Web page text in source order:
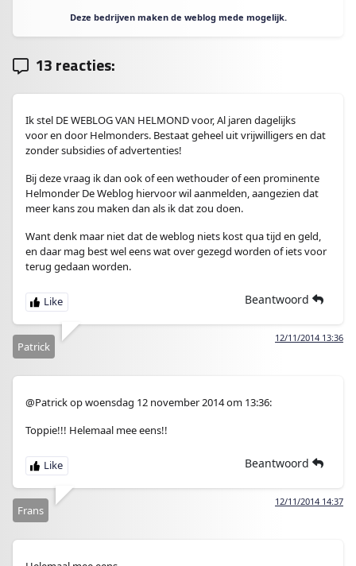
Deze bedrijven maken de weblog mede mogelijk.
13 reacties:
Ik stel DE WEBLOG VAN HELMOND voor, Al jaren dagelijks
voor en door Helmonders. Bestaat geheel uit vrijwilligers en dat
zonder subsidies of advertenties!
Bij deze vraag ik dan ook of een wethouder of een prominente
Helmonder De Weblog hiervoor wil aanmelden, aangezien dat
meer kans zou maken dan als ik dat zou doen.
Want denk maar niet dat de weblog niets kost qua tijd en geld,
en daar mag best wel eens wat over gezegd worden of iets voor
terug gedaan worden.
Beantwoord
12/11/2014 13:36
Patrick
@Patrick op woensdag 12 november 2014 om 13:36:
Toppie!!! Helemaal mee eens!!
Beantwoord
12/11/2014 14:37
Frans